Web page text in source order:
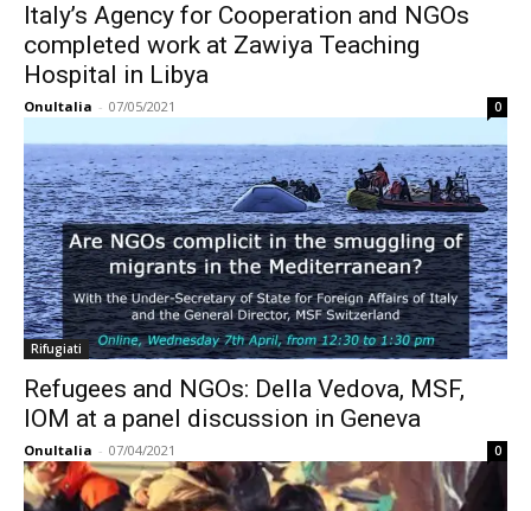
Italy’s Agency for Cooperation and NGOs
completed work at Zawiya Teaching
Hospital in Libya
OnuItalia - 07/05/2021 0
Rifugiati
Refugees and NGOs: Della Vedova, MSF,
IOM at a panel discussion in Geneva
OnuItalia - 07/04/2021 0